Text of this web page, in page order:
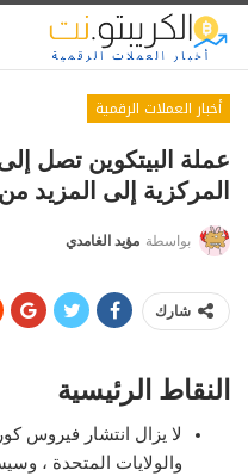
أخبار العملات الرقمية
المركزية إلى المزيد من
بواسطة مؤيد الغامدي
شارك
النقاط الرئيسية
لا يزال انتشار فيروس
والولايات المتحدة ،